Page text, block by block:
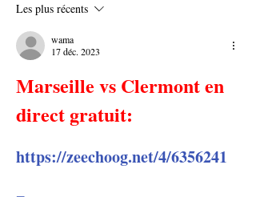
Les plus récents
wama
17 déc. 2023
Marseille vs Clermont en
direct gratuit:
https://zeechoog.net/4/6356241